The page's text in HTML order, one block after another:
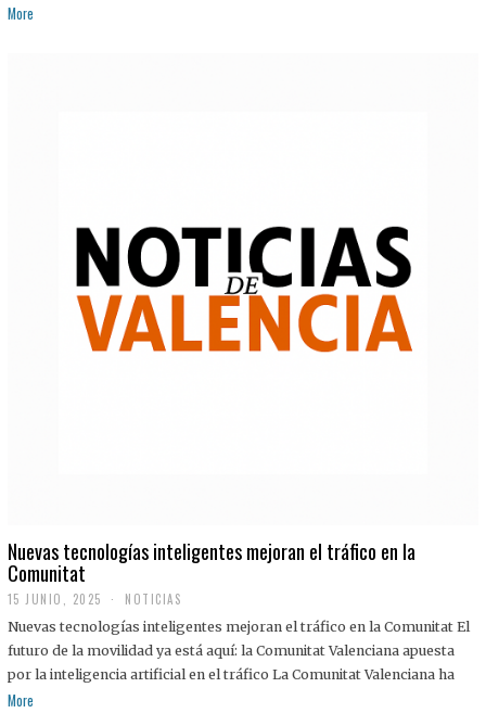
More
Nuevas tecnologías inteligentes mejoran el tráfico en la
Comunitat
15 JUNIO, 2025 NOTICIAS
Nuevas tecnologías inteligentes mejoran el tráfico en la Comunitat El
futuro de la movilidad ya está aquí: la Comunitat Valenciana apuesta
por la inteligencia artificial en el tráfico La Comunitat Valenciana ha
More